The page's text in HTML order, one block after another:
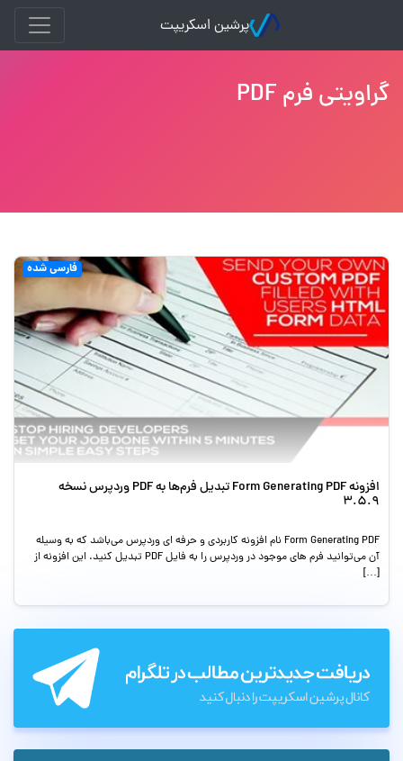
پرشین اسکریپت
گراویتی فرم PDF
فارسی شده
افزونه Form Generating PDF تبدیل فرم‌ها به PDF وردپرس نسخه
3.5.9
Form Generating PDF نام افزونه کاربردی و حرفه ای وردپرس می‌باشد که به وسیله
آن می‌توانید فرم های موجود در وردپرس را به فایل PDF تبدیل کنید. این افزونه از
[…]